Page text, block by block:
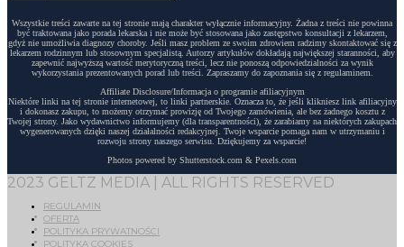
Wszystkie treści zawarte na tej stronie mają charakter wyłącznie informacyjny. Żadna z treści nie powinna
być traktowana jako porada lekarska i nie może być stosowana jako zastępstwo konsultacji z lekarzem,
gdyż nie umożliwia diagnozy choroby. Jeśli masz problem ze swoim zdrowiem radzimy skontaktować się z
lekarzem rodzinnym lub stosownym specjalistą. Autorzy artykułów dokładają największej staranności, aby
zapewnić najwyższą wartość merytoryczną treści, lecz nie ponoszą odpowiedzialności za wynik
wykorzystania prezentowanych porad lub treści. Zapraszamy do zapoznania się z regulaminem.
Affiliate Disclosure/Informacja o programie afiliacyjnym
Niektóre linki na tej stronie internetowej, to linki partnerskie. Oznacza to, że jeśli klikniesz link afiliacyjny
i dokonasz zakupu, to możemy otrzymać prowizję od Twojego zamówienia, ale bez żadnego kosztu z
Twojej strony. Jako wydawnictwo informujemy (dla transparentności), że zarabiamy na niektórych zakupach
wygenerowanych dzięki naszej działalności redakcyjnej. Twoje wsparcie pomaga nam w utrzymaniu i
rozwoju strony naszego serwisu. Dziękujemy za wsparcie!
Photos powered by Shutterstock.com & Pexels.com
2023 GELTZ MEDIA | ALL RIGHTS RESERVED
REGULAMIN
OFERTA
POLITYKA PRYWATNOŚCI
POLITYKA COOKIES